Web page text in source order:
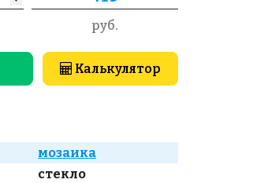
руб.
Калькулятор
мозаика
стекло